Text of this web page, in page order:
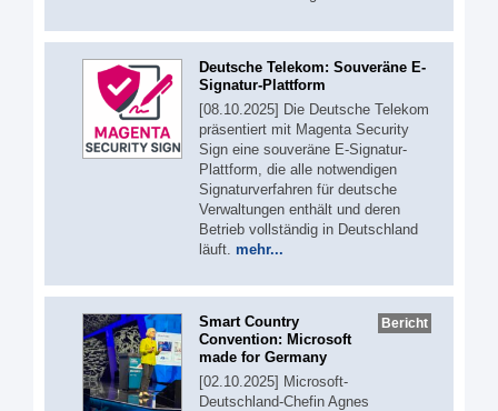
Deutsche Telekom: Souveräne E-
Signatur-Plattform
[08.10.2025] Die Deutsche Telekom
präsentiert mit Magenta Security
Sign eine souveräne E-Signatur-
Plattform, die alle notwendigen
Signaturverfahren für deutsche
Verwaltungen enthält und deren
Betrieb vollständig in Deutschland
läuft. mehr...
Bericht
Smart Country
Convention: Microsoft
made for Germany
[02.10.2025] Microsoft-
Deutschland-Chefin Agnes